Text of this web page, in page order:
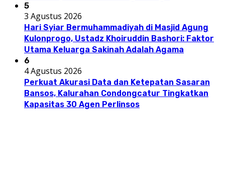
5
3 Agustus 2026
Hari Syiar Bermuhammadiyah di Masjid Agung
Kulonprogo, Ustadz Khoiruddin Bashori: Faktor
Utama Keluarga Sakinah Adalah Agama
6
4 Agustus 2026
Perkuat Akurasi Data dan Ketepatan Sasaran
Bansos, Kalurahan Condongcatur Tingkatkan
Kapasitas 30 Agen Perlinsos